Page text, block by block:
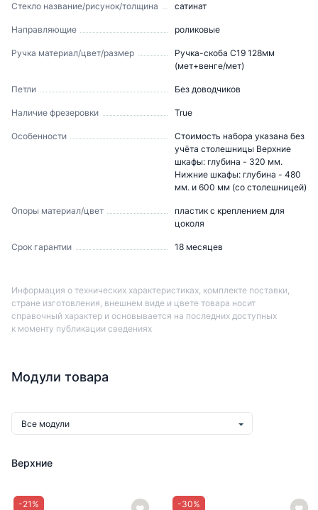
Стекло название/рисунок/толщина сатинат
Направляющие роликовые
Ручка материал/цвет/размер
Ручка-скоба С19 128мм
(мет+венге/мет)
Петли Без доводчиков
Наличие фрезеровки True
Особенности
Стоимость набора указана без
учёта столешницы Верхние
шкафы: глубина - 320 мм.
Нижние шкафы: глубина - 480
мм. и 600 мм (со столешницей)
Опоры материал/цвет
пластик с креплением для
цоколя
Срок гарантии 18 месяцев
Информация о технических характеристиках, комплекте поставки,
стране изготовления, внешнем виде и цвете товара носит
справочный характер и основывается на последних доступных
к моменту публикации сведениях
Модули товара
Все модули
Верхние
-21 % -30%